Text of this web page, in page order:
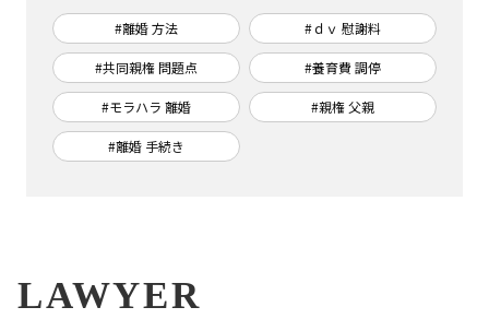
#離婚 方法 #ｄｖ 慰謝料
#共同親権 問題点 #養育費 調停
#モラハラ 離婚 #親権 父親
#離婚 手続き
LAWYER